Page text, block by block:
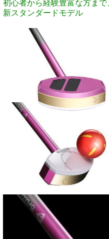
初心者から経験豊富な方ま
新スタンダードモデル